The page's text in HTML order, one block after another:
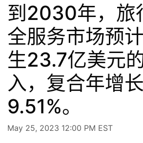
到2030年，旅
全服务市场预
生23.7亿美元
入，复合年增
9.51%。
May 25, 2023 12:00 PM EST